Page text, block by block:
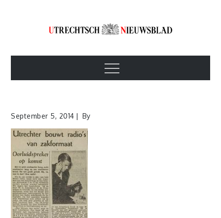
Utrechtsch
Nieuwsblad
1893-1967
Menu
September 5, 2014 By